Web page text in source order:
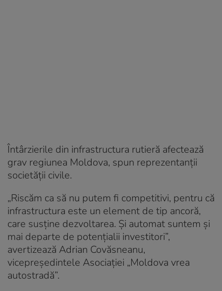
Întârzierile din infrastructura rutieră afectează
grav regiunea Moldova, spun reprezentanții
societății civile.
„Riscăm ca să nu putem fi competitivi, pentru că
infrastructura este un element de tip ancoră,
care susține dezvoltarea. Și automat suntem și
mai departe de potențialii investitori”,
avertizează Adrian Covăsneanu,
vicepreședintele Asociației „Moldova vrea
autostradă”.